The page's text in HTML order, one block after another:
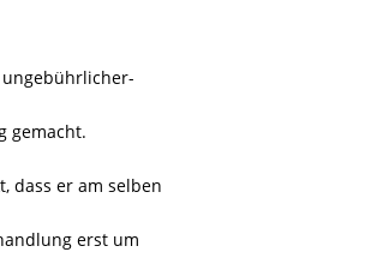
ungebührlicher-
gemacht.
dass er am selben
erst um